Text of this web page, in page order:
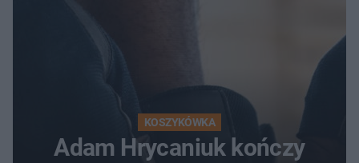
KOSZYKÓWKA
Adam Hrycaniuk kończy